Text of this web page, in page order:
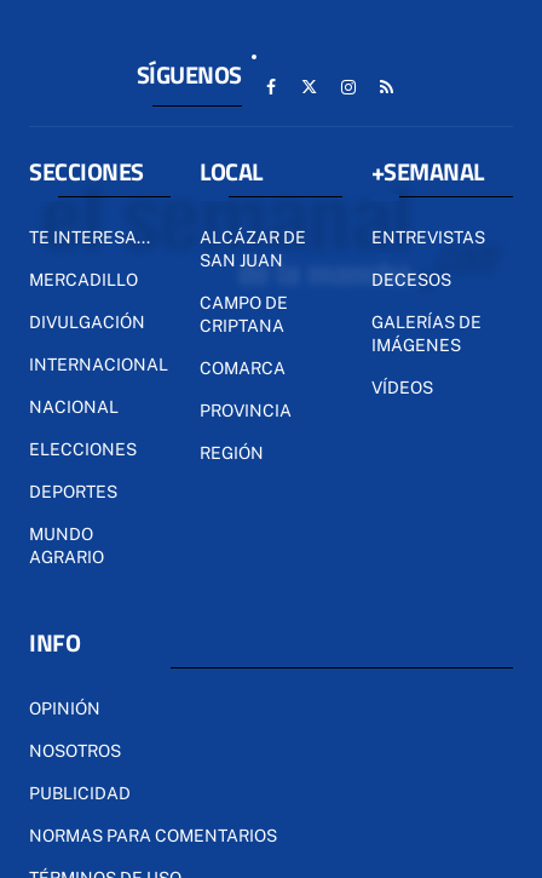
SÍGUENOS
SECCIONES
TE INTERESA...
MERCADILLO
DIVULGACIÓN
INTERNACIONAL
NACIONAL
ELECCIONES
DEPORTES
MUNDO
AGRARIO
LOCAL
ALCÁZAR DE
SAN JUAN
CAMPO DE
CRIPTANA
COMARCA
PROVINCIA
REGIÓN
+SEMANAL
ENTREVISTAS
DECESOS
GALERÍAS DE
IMÁGENES
VÍDEOS
INFO
OPINIÓN
NOSOTROS
PUBLICIDAD
NORMAS PARA COMENTARIOS